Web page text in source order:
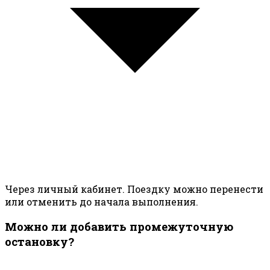
Через личный кабинет. Поездку можно перенести
или отменить до начала выполнения.
Можно ли добавить промежуточную
остановку?